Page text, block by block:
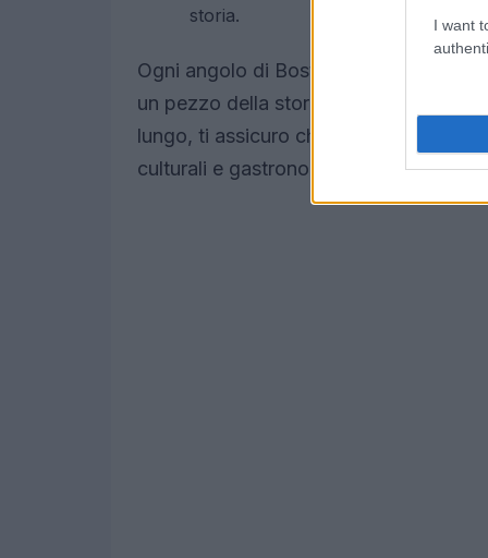
I want
storia.
Ogni angolo di Boston ha qualcosa
un pezzo della storia americana. Che
lungo, ti assicuro che rimarrai colpito
culturali e gastronomiche che la città